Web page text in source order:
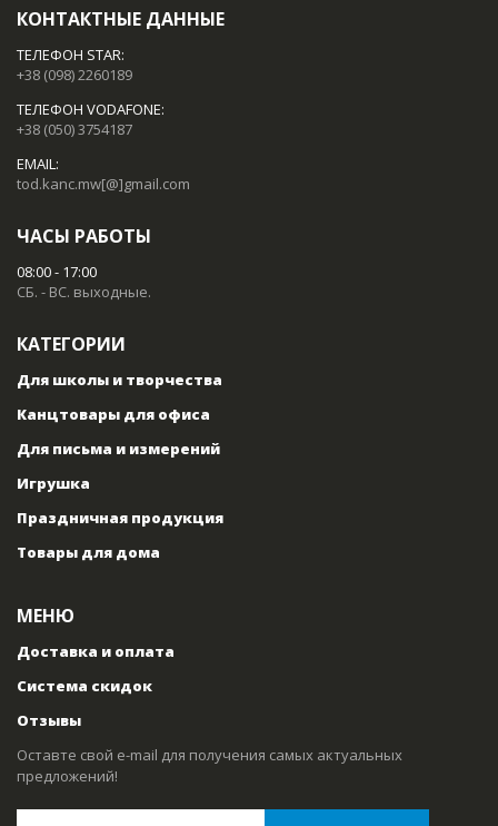
КОНТАКТНЫЕ ДАННЫЕ
ТЕЛЕФОН STAR:
+38 (098) 2260189
ТЕЛЕФОН VODAFONE:
+38 (050) 3754187
EMAIL:
tod.kanc.mw[@]gmail.com
ЧАСЫ РАБОТЫ
08:00 - 17:00
СБ. - ВС. выходные.
КАТЕГОРИИ
Для школы и творчества
Канцтовары для офиса
Для письма и измерений
Игрушка
Праздничная продукция
Товары для дома
МЕНЮ
Доставка и оплата
Система скидок
Отзывы
Оставте свой e-mail для получения самых актуальных
предложений!